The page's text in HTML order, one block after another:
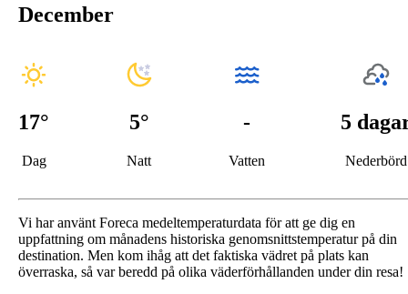
December
17°
Dag
5°
Natt
-
Vatten
5
Nederbörd
Vi har använt Foreca medeltemperaturdata för att ge dig en
uppfattning om månadens historiska genomsnittstemperatur på din
destination. Men kom ihåg att det faktiska vädret på plats kan
överraska, så var beredd på olika väderförhållanden under din resa!